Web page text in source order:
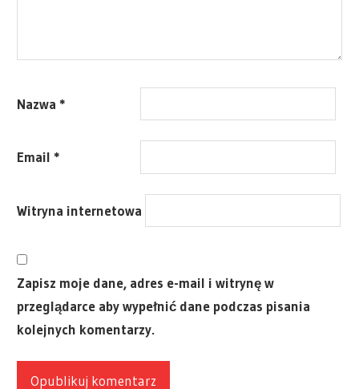
Nazwa *
Email *
Witryna internetowa
Zapisz moje dane, adres e-mail i witrynę w
przeglądarce aby wypełnić dane podczas pisania
kolejnych komentarzy.